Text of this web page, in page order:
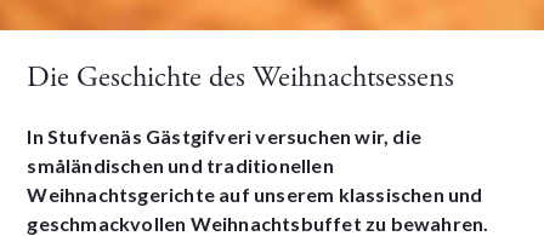
Die Geschichte des Weihnachtsessens
In Stufvenäs Gästgifveri versuchen wir, die
småländischen und traditionellen
Weihnachtsgerichte auf unserem klassischen und
geschmackvollen Weihnachtsbuffet zu bewahren.